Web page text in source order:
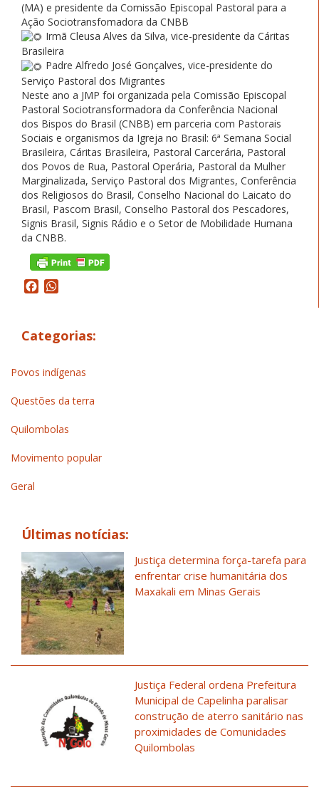
(MA) e presidente da Comissão Episcopal Pastoral para a
Ação Sociotransfomadora da CNBB
Irmã Cleusa Alves da Silva, vice-presidente da Cáritas
Brasileira
Padre Alfredo José Gonçalves, vice-presidente do
Serviço Pastoral dos Migrantes
Neste ano a JMP foi organizada pela Comissão Episcopal
Pastoral Sociotransformadora da Conferência Nacional
dos Bispos do Brasil (CNBB) em parceria com Pastorais
Sociais e organismos da Igreja no Brasil: 6ª Semana Social
Brasileira, Cáritas Brasileira, Pastoral Carcerária, Pastoral
dos Povos de Rua, Pastoral Operária, Pastoral da Mulher
Marginalizada, Serviço Pastoral dos Migrantes, Conferência
dos Religiosos do Brasil, Conselho Nacional do Laicato do
Brasil, Pascom Brasil, Conselho Pastoral dos Pescadores,
Signis Brasil, Signis Rádio e o Setor de Mobilidade Humana
da CNBB.
Facebook
Categorias:
Povos indígenas
Questões da terra
Quilombolas
Movimento popular
Geral
Últimas notícias:
Justiça determina força-tarefa para
enfrentar crise humanitária dos
Maxakali em Minas Gerais
Justiça Federal ordena Prefeitura
Municipal de Capelinha paralisar
construção de aterro sanitário nas
proximidades de Comunidades
Quilombolas